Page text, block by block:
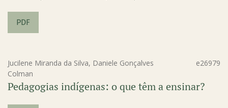
PDF
Jucilene Miranda da Silva, Daniele Gonçalves
Colman
e26979
Pedagogias indígenas: o que têm a ensinar?